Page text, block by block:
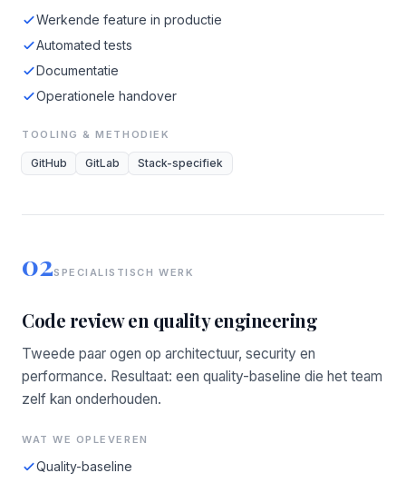
Werkende feature in productie
Automated tests
Documentatie
Operationele handover
TOOLING & METHODIEK
GitHub GitLab Stack-specifiek
02SPECIALISTISCH WERK
Code review en quality engineering
Tweede paar ogen op architectuur, security en
performance. Resultaat: een quality-baseline die het team
zelf kan onderhouden.
WAT WE OPLEVEREN
Quality-baseline